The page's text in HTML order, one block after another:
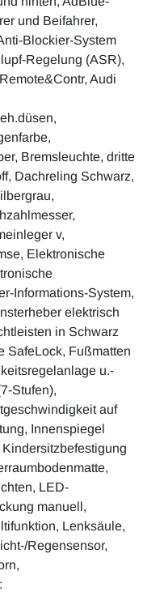
und Beifahrer,
Blockier-System
Regelung (ASR),
Audi
Bremsleuchte, dritte
Dachreling Schwarz,
v,
Elektronische
Informations-System,
elektrisch
in Schwarz
SafeLock, Fußmatten
u.-
Stufen),
auf
Innenspiegel
LED-
manuell,
Lenksäule,
Regensensor,